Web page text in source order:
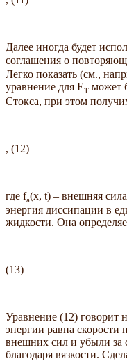
Далее иногда будет
соглашения о
Легко показать (см.,
уравнение для ET может
Стокса, при этом
, (12)
где fa(x, t) – внешняя
энергия диссипации в
жидкости. Она
(13)
Уравнение (12) говорит
энергии равна скорости
внешних сил и убыли за
благодаря вязкости.